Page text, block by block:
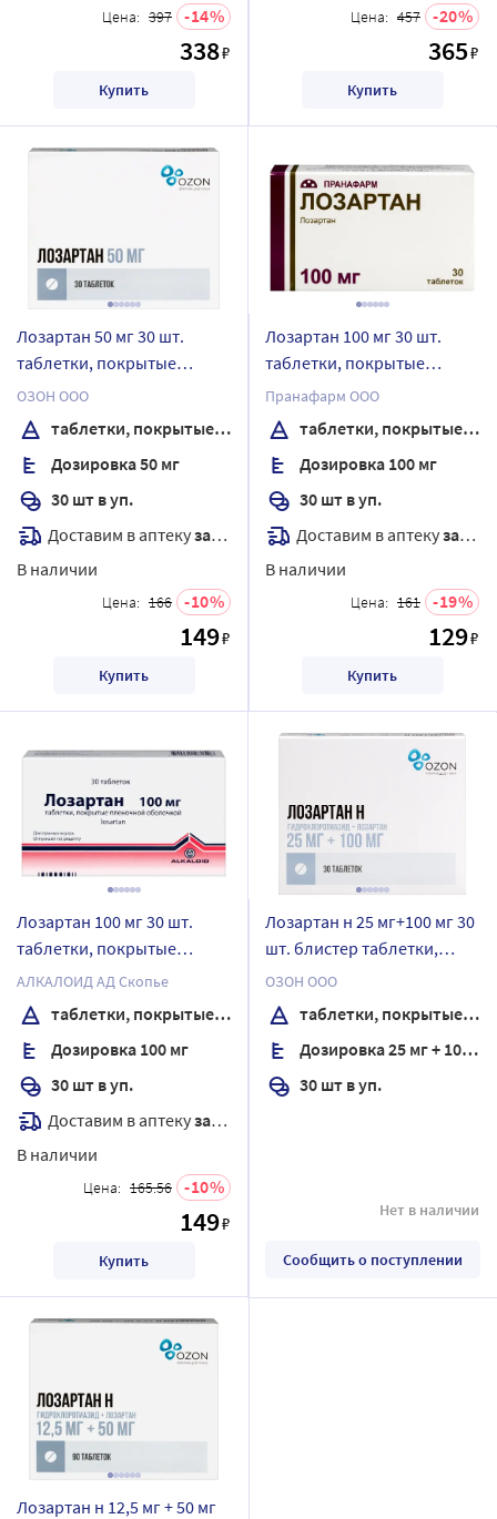
Цена: 397 14
338₽
Купить
Цена: 457 20
365₽
Купить
Лозартан 50 мг 30 шт.
таблетки, покрытые
пленочной оболочкой
ОЗОН ООО
таблетки, покрытые пленочной оболочкой
Дозировка 50 мг
30 шт в уп.
Доставим в аптекузавтра
В наличии
Цена: 166 10
149₽
Купить
Лозартан 100 мг 30 шт.
таблетки, покрытые
пленочной оболочкой
Пранафарм ООО
таблетки, покрытые пленочной оболочкой
Дозировка 100 мг
30 шт в уп.
Доставим в аптекузавтра
В наличии
Цена: 161 19
129₽
Купить
Лозартан 100 мг 30 шт.
таблетки, покрытые
пленочной оболочкой
АЛКАЛОИД АД Скопье
таблетки, покрытые пленочной оболочкой
Дозировка 100 мг
30 шт в уп.
Доставим в аптекузавтра
В наличии
Цена: 165.56 10
149₽
Купить
Лозартан н 25 мг+100 мг 30
шт. блистер таблетки,
покрытые пленочной
оболочкой
ОЗОН ООО
таблетки, покрытые пленочной оболочкой
Дозировка 25 мг + 100 мг
30 шт в уп.
Нет в наличии
Сообщить о поступлении
Лозартан н 12,5 мг + 50 мг